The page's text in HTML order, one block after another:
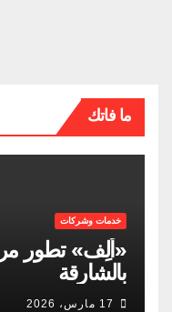
ما فاتك
خدمات وشركات
«ألِف» تطور
بالشارقة
17 مارس، 2026